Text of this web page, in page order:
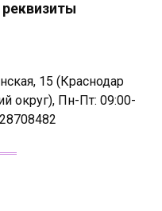
15 (Краснодар
округ), Пн-Пт: 09:00-